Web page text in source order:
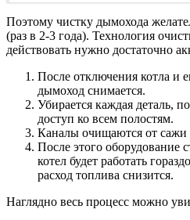
Поэтому чистку дымохода
(раз в 2-3 года). Технология
действовать нужно достаточно
После отключения котла и
дымоход снимается.
Убирается каждая деталь,
доступ ко всем полостям.
Каналы очищаются от
После этого оборудование
котел будет работать
расход топлива снизится.
Наглядно весь процесс можно